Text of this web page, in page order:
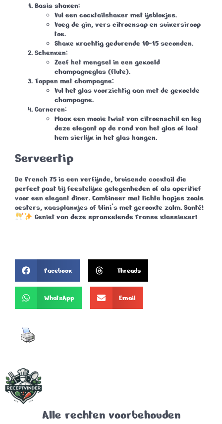
Basis shaken:
Vul een cocktailshaker met ijsblokjes.
Voeg de gin, vers citroensap en suikersiroop
toe.
Shake krachtig gedurende 10-15 seconden.
Schenken:
Zeef het mengsel in een gekoeld
champagneglas (flute).
Toppen met champagne:
Vul het glas voorzichtig aan met de gekoelde
champagne.
Garneren:
Maak een mooie twist van citroenschil en leg
deze elegant op de rand van het glas of laat
hem sierlijk in het glas hangen.
Serveertip
De French 75 is een verfijnde, bruisende cocktail die
perfect past bij feestelijke gelegenheden of als aperitief
voor een elegant diner. Combineer met lichte hapjes zoals
oesters, kaasplankjes of blini’s met gerookte zalm. Santé!
Geniet van deze sprankelende Franse klassieker!
Facebook Threads
WhatsApp Email
Alle rechten voorbehouden